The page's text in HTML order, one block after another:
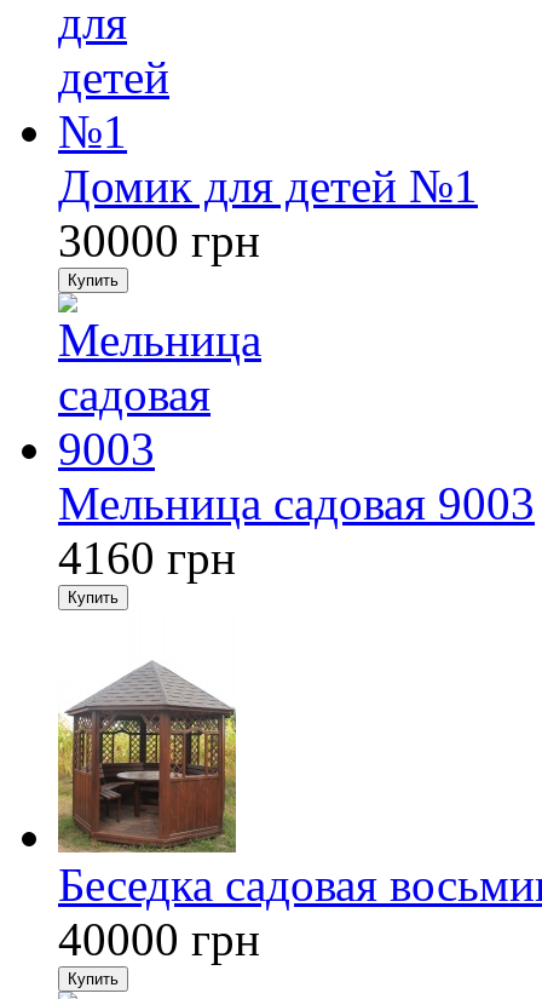
Домик для детей №1
30000 грн
Купить
Мельница садовая 9003
4160 грн
Купить
Беседка садовая
40000 грн
Купить